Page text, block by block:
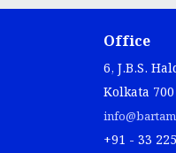
Office
6, J.B.S.
Kolkata
+91 - 33